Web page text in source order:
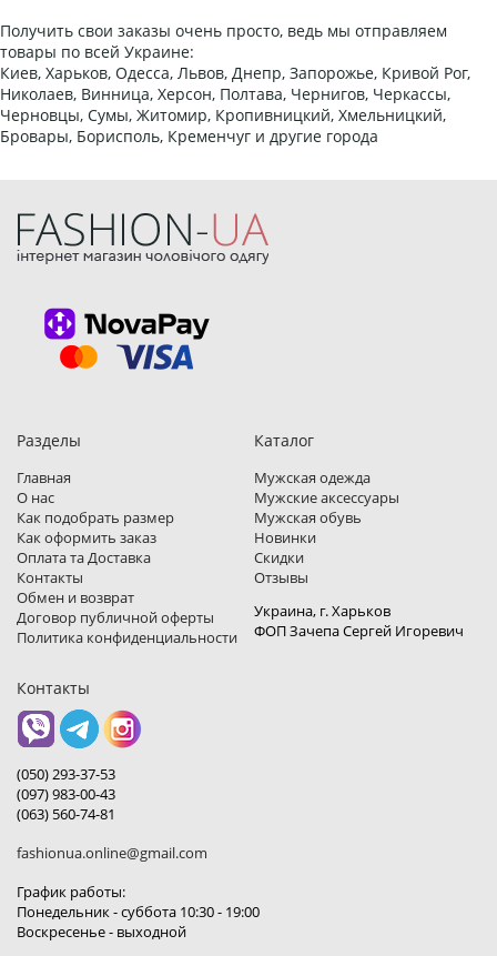
Получить свои заказы очень просто, ведь мы отправляем
товары по всей Украине:
Киев, Харьков, Одесса, Львов, Днепр, Запорожье, Кривой Рог,
Николаев, Винница, Херсон, Полтава, Чернигов, Черкассы,
Черновцы, Сумы, Житомир, Кропивницкий, Хмельницкий,
Бровары, Борисполь, Кременчуг и другие города
Разделы
Главная
О нас
Как подобрать размер
Как оформить заказ
Оплата та Доставка
Контакты
Обмен и возврат
Договор публичной оферты
Политика конфиденциальности
Каталог
Мужская одежда
Мужские аксессуары
Мужская обувь
Новинки
Скидки
Отзывы
Украина, г. Харьков
ФОП Зачепа Сергей Игоревич
Контакты
(050) 293-37-53
(097) 983-00-43
(063) 560-74-81
fashionua.online@gmail.com
График работы:
Понедельник - суббота 10:30 - 19:00
Воскресенье - выходной